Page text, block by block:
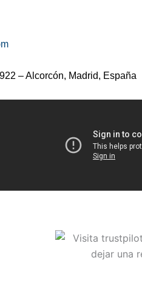
– Alcorcón, Madrid, España